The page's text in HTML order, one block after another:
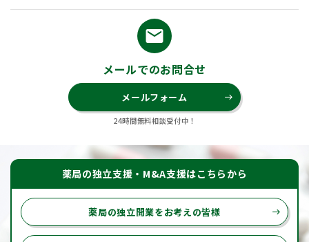
email
メールでのお問合せ
メールフォーム east
24時間無料相談受付中！
薬局の独立支援・M&A支援はこちらから
薬局の独立開業をお考えの皆様 east